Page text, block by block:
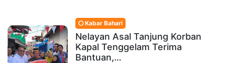
Kabar Bahari
Nelayan Asal Tanjung Korban
Kapal Tenggelam Terima
Bantuan,…